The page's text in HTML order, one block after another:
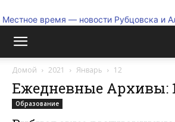
Местное время — новости Рубцовска и
Домой 2021 Январь 12
Ежедневные Архивы:
Образование